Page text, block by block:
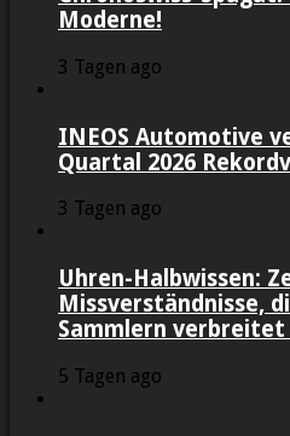
Moderne!
3 Tagen ago
INEOS Automotive
Quartal 2026
3 Tagen ago
Uhren-Halbwissen:
Missverständnisse,
Sammlern verbreitet
5 Tagen ago